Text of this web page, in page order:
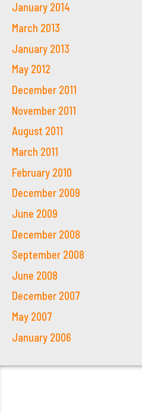
January 2014
March 2013
January 2013
May 2012
December 2011
November 2011
August 2011
March 2011
February 2010
December 2009
June 2009
December 2008
September 2008
June 2008
December 2007
May 2007
January 2006